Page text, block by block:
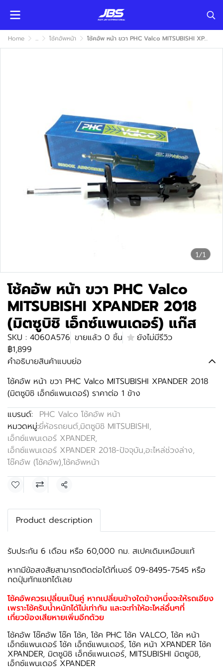
Home ... โช้คอัพหน้า โช้คอัพ หน้า ขวา PHC Valco MITSUBISHI XPANDER 2018 (มิตซูบิชิ เอ็กซ์แพนเดอร์) แก๊ส
1/1
โช้คอัพ หน้า ขวา PHC Valco
MITSUBISHI XPANDER 2018
(มิตซูบิชิ เอ็กซ์แพนเดอร์) แก๊ส
SKU : 4060A576 ขายแล้ว 0 ชิ้น
ยังไม่มีรีวิว
฿1,899
คำอธิบายสินค้าแบบย่อ
โช้คอัพ หน้า ขวา PHC Valco MITSUBISHI XPANDER 2018
(มิตซูบิชิ เอ็กซ์แพนเดอร์) ราคาต่อ 1 ข้าง
แบรนด์:
PHC Valco โช้คอัพ หน้า
หมวดหมู่:ยี่ห้อรถยนต์,มิตซูบิชิ MITSUBISHI,
เอ็กซ์แพนเดอร์ XPANDER,
เอ็กซ์แพนเดอร์ XPANDER 2018-ปัจจุบัน,อะไหล่ช่วงล่าง,
โช๊คอัพ (โช้คอัพ),โช้คอัพหน้า
แชร์
Product description
รับประกัน 6 เดือน หรือ 60,000 กม. สเปคเดิมเหมือนแท้
หากมีข้อสงสัยสามารถติดต่อได้ที่เบอร์ 09-8495-7545 หรือ
กดปุ่มทักแชทได้เลย
โช้คอัพควรเปลี่ยนเป็นคู่ หากเปลี่ยนข้างใดข้างหนึ่งจะให้รถเอียง
เพราะโช้ครับน้ำหนักได้ไม่เท่ากัน และจะทำให้อะไหล่อื่นๆที่
เกี่ยวข้องเสียหายเพิ่มอีกด้วย
โช้คอัพ โช๊คอัพ โช๊ค โช้ค, โช้ค PHC โช้ค VALCO, โช้ค หน้า
เอ็กซ์แพนเดอร์ โช้ค เอ็กซ์แพนเดอร์, โช้ค หน้า XPANDER โช้ค
XPANDER, มิตซูบิชิ เอ็กซ์แพนเดอร์, MITSUBISHI มิตซูบิชิ,
เอ็กซ์แพนเดอร์ XPANDER